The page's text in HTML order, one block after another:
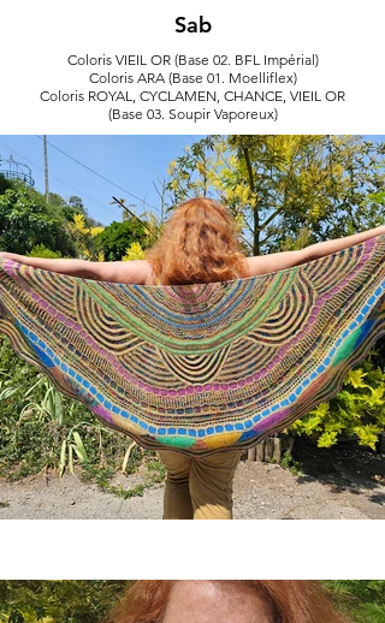
Sab
Coloris VIEIL OR (Base 02. BFL Impérial)
Coloris ARA (Base 01. Moelliflex)
Coloris ROYAL, CYCLAMEN, CHANCE, VIEIL OR
(Base 03. Soupir Vaporeux)